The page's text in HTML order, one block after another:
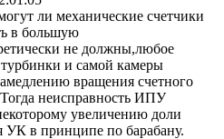
ли механические счетчики
в большую
не должны,любое
турбинки и самой камеры
вращения счетного
неисправность ИПУ
увеличению доли
в принципе по барабану.